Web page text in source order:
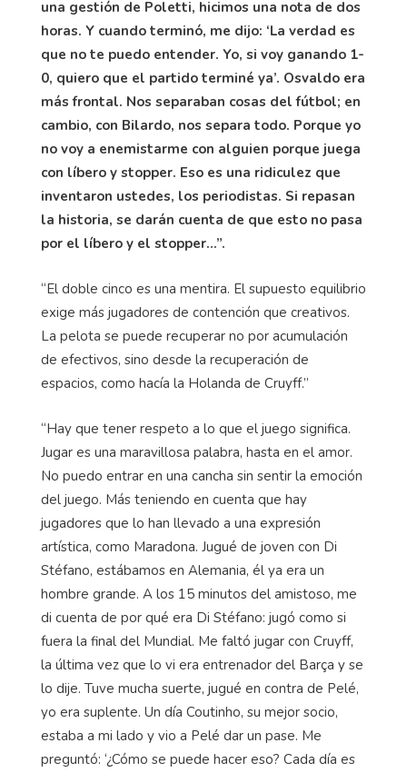
una gestión de Poletti, hicimos una nota de dos
horas. Y cuando terminó, me dijo: ‘La verdad es
que no te puedo entender. Yo, si voy ganando 1-
0, quiero que el partido terminé ya’. Osvaldo era
más frontal. Nos separaban cosas del fútbol; en
cambio, con Bilardo, nos separa todo. Porque yo
no voy a enemistarme con alguien porque juega
con líbero y stopper. Eso es una ridiculez que
inventaron ustedes, los periodistas. Si repasan
la historia, se darán cuenta de que esto no pasa
por el líbero y el stopper...”.
“El doble cinco es una mentira. El supuesto equilibrio
exige más jugadores de contención que creativos.
La pelota se puede recuperar no por acumulación
de efectivos, sino desde la recuperación de
espacios, como hacía la Holanda de Cruyff.”
“Hay que tener respeto a lo que el juego significa.
Jugar es una maravillosa palabra, hasta en el amor.
No puedo entrar en una cancha sin sentir la emoción
del juego. Más teniendo en cuenta que hay
jugadores que lo han llevado a una expresión
artística, como Maradona. Jugué de joven con Di
Stéfano, estábamos en Alemania, él ya era un
hombre grande. A los 15 minutos del amistoso, me
di cuenta de por qué era Di Stéfano: jugó como si
fuera la final del Mundial. Me faltó jugar con Cruyff,
la última vez que lo vi era entrenador del Barça y se
lo dije. Tuve mucha suerte, jugué en contra de Pelé,
yo era suplente. Un día Coutinho, su mejor socio,
estaba a mi lado y vio a Pelé dar un pase. Me
preguntó: ‘¿Cómo se puede hacer eso? Cada día es